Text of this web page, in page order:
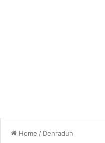
Home / Dehradun